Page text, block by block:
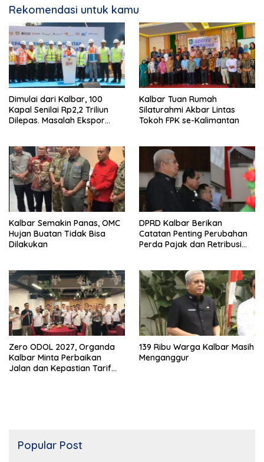
Rekomendasi untuk kamu
Dimulai dari Kalbar, 100
Kapal Senilai Rp2,2 Triliun
Dilepas. Masalah Ekspor
Kalbar Tuan Rumah
Silaturahmi Akbar Lintas
Tokoh FPK se-Kalimantan
Kalbar Semakin Panas, OMC
Hujan Buatan Tidak Bisa
Dilakukan
DPRD Kalbar Berikan
Catatan Penting Perubahan
Perda Pajak dan Retribusi
Zero ODOL 2027, Organda
Kalbar Minta Perbaikan
Jalan dan Kepastian Tarif
139 Ribu Warga Kalbar Masih
Menganggur
Popular Post